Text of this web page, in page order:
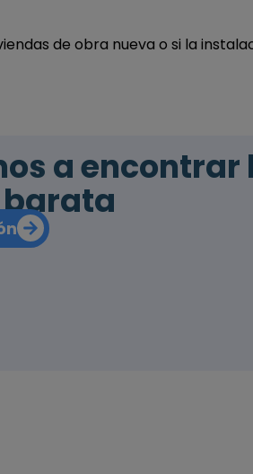
de obra nueva o si la
a
barata